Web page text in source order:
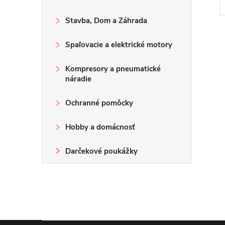
Stavba, Dom a Záhrada
Spaľovacie a elektrické motory
Kompresory a pneumatické
náradie
Ochranné pomôcky
Hobby a domácnosť
Darčekové poukážky